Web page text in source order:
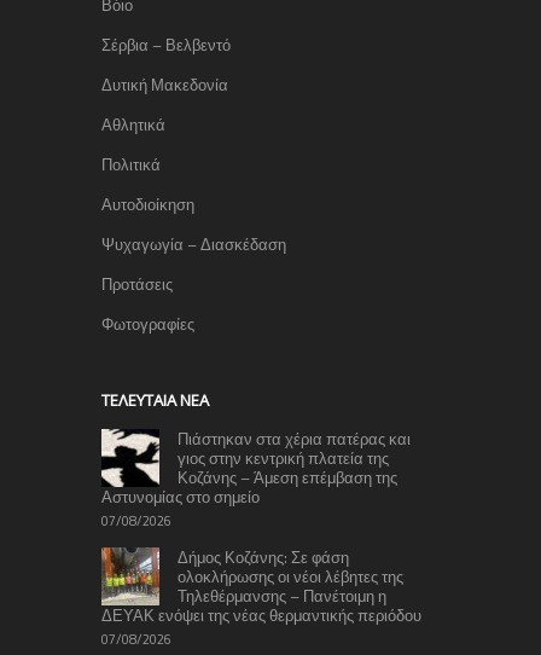
Βόιο
Σέρβια – Βελβεντό
Δυτική Μακεδονία
Αθλητικά
Πολιτικά
Αυτοδιοίκηση
Ψυχαγωγία – Διασκέδαση
Προτάσεις
Φωτογραφίες
TΕΛΕΥΤΑΊΑ ΝΈΑ
Πιάστηκαν στα χέρια πατέρας και
γιος στην κεντρική πλατεία της
Κοζάνης – Άμεση επέμβαση της
Αστυνομίας στο σημείο
07/08/2026
Δήμος Κοζάνης: Σε φάση
ολοκλήρωσης οι νέοι λέβητες της
Τηλεθέρμανσης – Πανέτοιμη η
ΔΕΥΑΚ ενόψει της νέας θερμαντικής περιόδου
07/08/2026